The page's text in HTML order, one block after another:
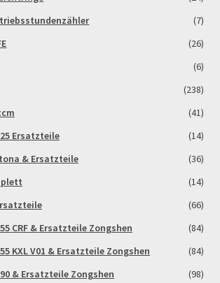
& -formular
(7)
(26)
(6)
(238)
(41)
Ersatzteile
(14)
& Ersatzteile
(36)
(14)
(66)
CRF & Ersatzteile Zongshen
(84)
KXL V01 & Ersatzteile Zongshen
(84)
& Ersatzteile Zongshen
(98)